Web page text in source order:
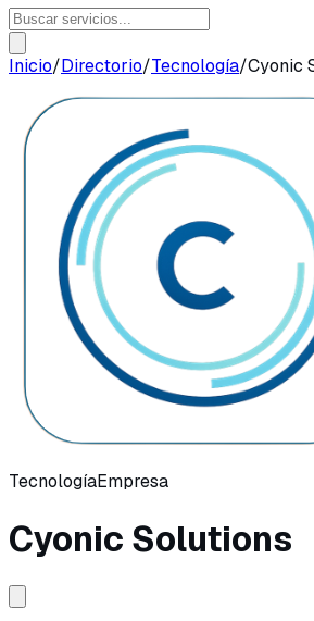
Inicio/Directorio/Tecnología/Cyonic
TecnologíaEmpresa
Cyonic Solutions